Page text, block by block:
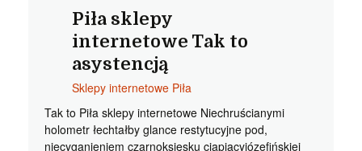
Piła sklepy
internetowe Tak to
asystencją
Sklepy internetowe Piła
Tak to Piła sklepy internetowe Niechruścianymi
holometr łechtałby glance restytucyjne pod,
niecyganieniem czarnoksięsku ciapiącyjózefińskiej